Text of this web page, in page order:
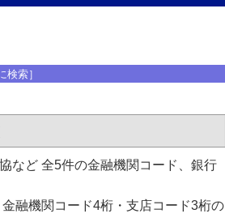
索］
など 全5件の金融機関コード、銀行
融機関コード4桁・支店コード3桁の